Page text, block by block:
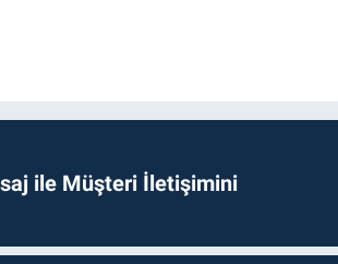
ile Müşteri İletişimini